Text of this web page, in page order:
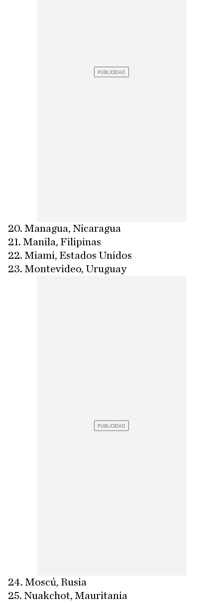
20. Managua, Nicaragua
21. Manila, Filipinas
22. Miami, Estados Unidos
23. Montevideo, Uruguay
24. Moscú, Rusia
25. Nuakchot, Mauritania